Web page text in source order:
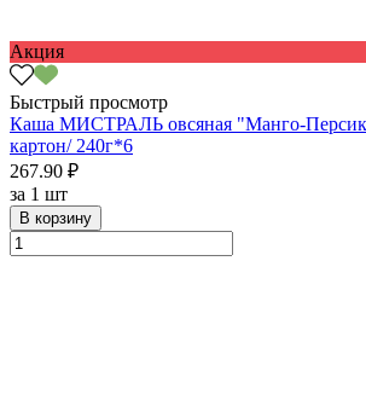
Акция
Быстрый просмотр
Каша МИСТРАЛЬ овсяная "Манго-
картон/ 240г*6
267.90 ₽
за 1 шт
В корзину